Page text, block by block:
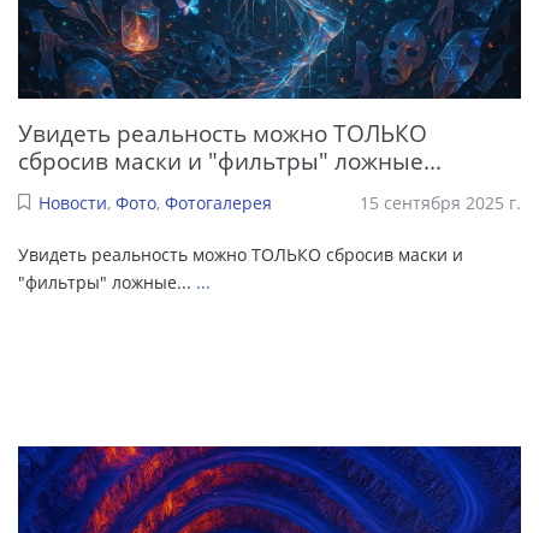
Увидеть реальность можно ТОЛЬКО
сбросив маски и "фильтры" ложные...
Новости, Фото, Фотогалерея 15 сентября 2025 г.
Увидеть реальность можно ТОЛЬКО сбросив маски и
"фильтры" ложные... ...